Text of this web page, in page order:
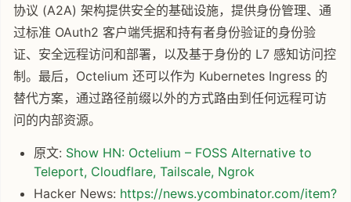
协议 (A2A) 架构提供安全的基础设施，提供身份管理、通
过标准 OAuth2 客户端凭据和持有者身份验证的身份验
证、安全远程访问和部署，以及基于身份的 L7 感知访问控
制。最后，Octelium 还可以作为 Kubernetes Ingress 的
替代方案，通过路径前缀以外的方式路由到任何远程可访
问的内部资源。
原文: Show HN: Octelium – FOSS Alternative to
Teleport, Cloudflare, Tailscale, Ngrok
Hacker News: https://news.ycombinator.com/item?